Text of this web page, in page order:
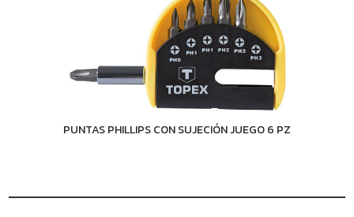
PUNTAS PHILLIPS CON SUJECIÓN JUEGO 6 PZ